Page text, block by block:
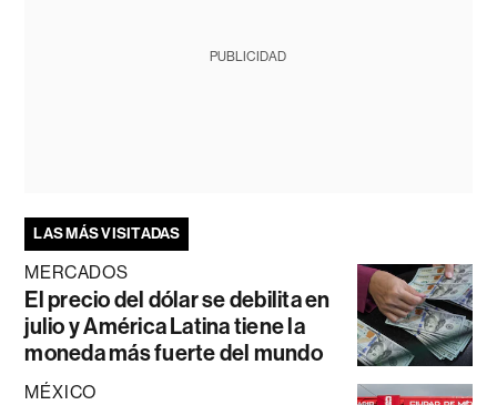
PUBLICIDAD
LAS MÁS VISITADAS
MERCADOS
El precio del dólar se debilita en
julio y América Latina tiene la
moneda más fuerte del mundo
MÉXICO